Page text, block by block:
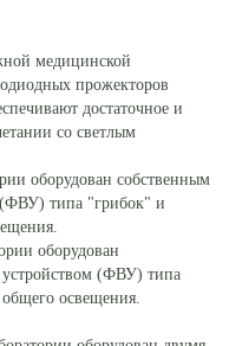
медицинской
прожекторов
достаточное и
со светлым
оборудован
(ФВУ) типа
освещения.